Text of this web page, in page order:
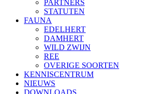
PARTNERS
STATUTEN
FAUNA
EDELHERT
DAMHERT
WILD ZWIJN
REE
OVERIGE SOORTEN
KENNISCENTRUM
NIEUWS
DOWNLOADS